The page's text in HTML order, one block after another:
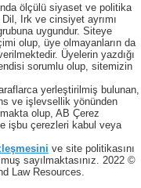
ölçülü siyaset ve politika
Irk ve cinsiyet ayrımı
uygundur. Siteye
olup, üye olmayanların da
Üyelerin yazdığı
sorumlu olup, sitemizin
yerleştirilmiş bulunan,
ve işlevsellik yönünden
olup, AB Çerez
işbu çerezleri kabul veya
ve site politikasını
sayılmaktasınız. 2022 ©
Law Resources.